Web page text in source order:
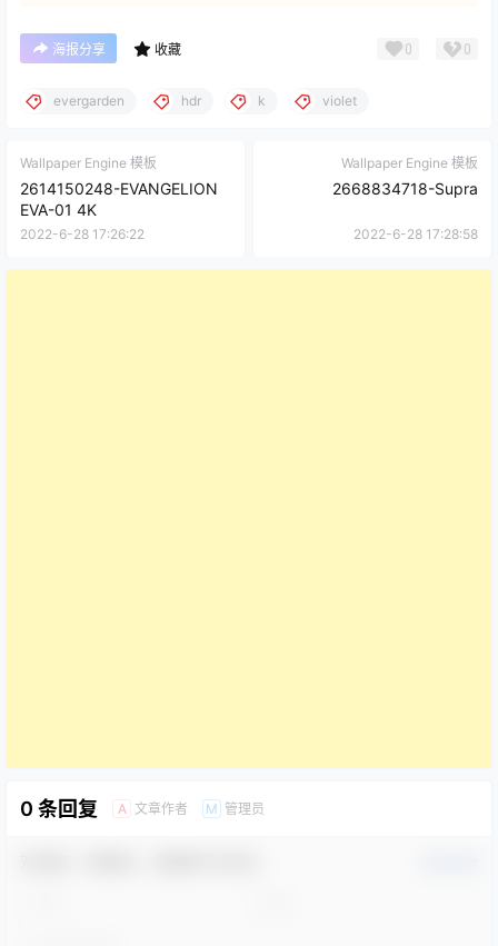
海报分享 收藏 0 0
evergarden hdr k violet
Wallpaper Engine 模板
2614150248-EVANGELION
EVA-01 4K
2022-6-28 17:26:22
Wallpaper Engine 模板
2668834718-Supra
2022-6-28 17:28:58
0 条回复 A 文章作者 M 管理员